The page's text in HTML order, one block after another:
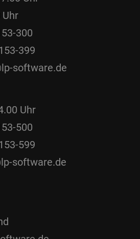
Uhr
300
399
software.de
Uhr
500
599
software.de